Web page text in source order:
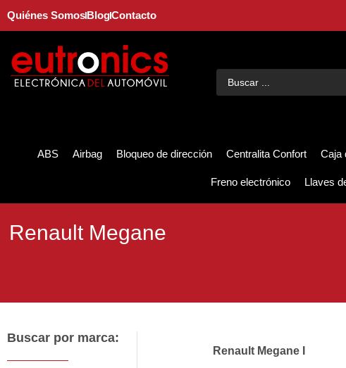
Quiénes SomosBlogContacto
ABS Airbag Bloqueo de dirección Centralita Confort Caja
Freno electrónico Llaves
Renault Megane
Buscar por marca:
Renault Megane I